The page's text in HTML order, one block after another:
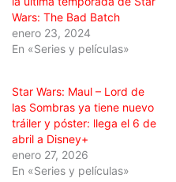
Wars: The Bad Batch
enero 23, 2024
En «Series y películas»
Star Wars: Maul – Lord de
las Sombras ya tiene nuevo
tráiler y póster: llega el 6 de
abril a Disney+
enero 27, 2026
En «Series y películas»